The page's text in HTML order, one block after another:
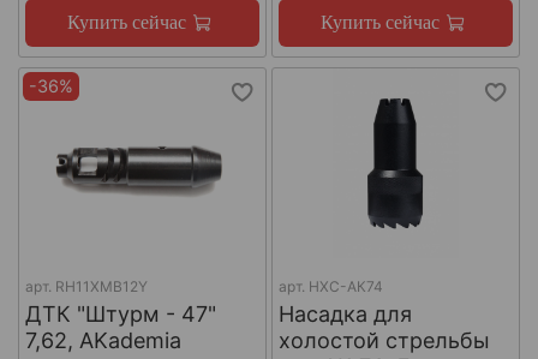
Купить сейчас Купить сейчас
-36%
арт. RH11XMB12Y
ДТК "Штурм - 47"
7,62, AKademia
арт. НХС-АК74
Насадка для
холостой стрельбы